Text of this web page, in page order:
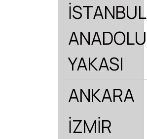
İSTANBUL
ANADOLU
YAKASI
ANKARA
İZMİR